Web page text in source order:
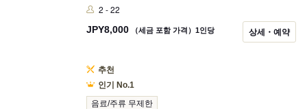
하이볼에 사용하는 위스키는 카쿠 하이볼입니다!! ➕2000
엄 일본술 무제한을 이용하실 수 있습니다.
2 - 22
JPY8,000 （세금 포함 가격）1인당 상세・예약
추천
인기 No.1
음료/주류 무제한